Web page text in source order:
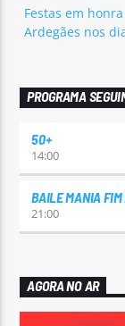
Festas em
Ardegães nos
PROGRAMA
50+
14:00
BAILE MANIA FIM
21:00
AGORA NO AR